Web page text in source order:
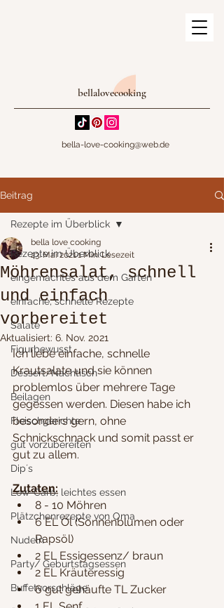
bellalovecooking
bella-love-cooking@web.de
Beitrag
Rezepte im Überblick
eingemachtes aus dem Garten
einfache, schnelle Rezepte
Salate
Figurbewusst
Dessert/Nachtisch
Beilagen
Fleischgerichte
gut vorzubereiten
Dip´s
Low-Carb, leichtes essen
Plätzchenrezepte von Oma
Nudeln
Party/ Geburtstagsessen
Buffetvorschläge
Rezepte im Überblick
Möhrensalat, schnell
und einfach
vorbereitet
bella love cooking
23. Mai 20211 Min. Lesezeit
Aktualisiert: 6. Nov. 2021
Ich liebe einfache, schnelle
Krautsalate und sie können
problemlos über mehrere Tage
gegessen werden. Diesen habe ich
besonders gern, ohne
Schnickschnack und somit passt er
gut zu allem.
Zutaten:
8 - 10 Möhren
6 EL Öl (Sonnenblumen oder
Rapsöl)
2 EL Essigessenz/ braun
2 EL Kräuteressig
6 gut gehäufte TL Zucker